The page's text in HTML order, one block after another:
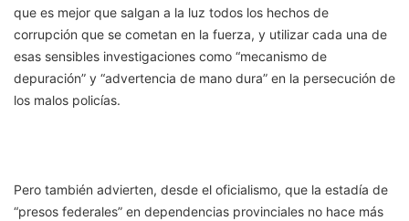
que es mejor que salgan a la luz todos los hechos de
corrupción que se cometan en la fuerza, y utilizar cada una de
esas sensibles investigaciones como “mecanismo de
depuración” y “advertencia de mano dura” en la persecución de
los malos policías.
Pero también advierten, desde el oficialismo, que la estadía de
“presos federales” en dependencias provinciales no hace más